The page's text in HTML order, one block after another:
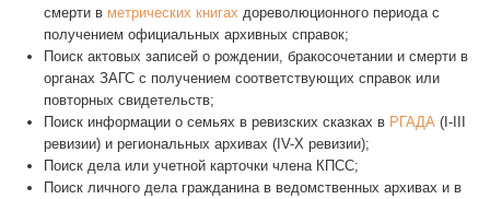
смерти в метрических книгах дореволюционного периода с
получением официальных архивных справок;
Поиск актовых записей о рождении, бракосочетании и смерти в
органах ЗАГС с получением соответствующих справок или
повторных свидетельств;
Поиск информации о семьях в ревизских сказках в РГАДА (I-III
ревизии) и региональных архивах (IV-X ревизии);
Поиск дела или учетной карточки члена КПСС;
Поиск личного дела гражданина в ведомственных архивах и в